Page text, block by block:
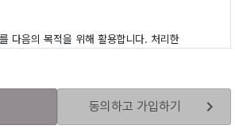
"사이트"가 제공하는 서비스를 이용하는 자를
원의 식별과 서비스 이용을 위하여 회원이
하고, 회원의 개인정보 보호를 위하여, 회원
자와 숫자 또는 양자의 조합
통신망이용촉진 및 정보보호 등에 관한 법률
다음의 목적을 위해 활용합니다. 처리한
맞춤 서비스 제공, 신규 서비스 개발
동의하고 가입하기 navigate_next